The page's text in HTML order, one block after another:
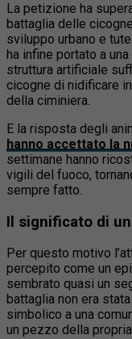
La petizione ha
battaglia delle
sviluppo urbano e
ha infine portato a
struttura artificiale
cicogne di nidificare
della ciminiera.
E la risposta degli
hanno accettato la
settimane hanno
vigili del fuoco,
sempre fatto.
Il significato di
Per questo motivo
percepito come un
sembrato quasi un
battaglia non era
simbolico a una
un pezzo della